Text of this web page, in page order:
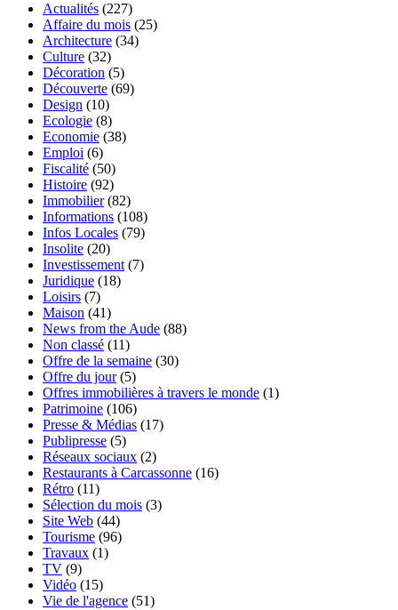
Actualités (227)
Affaire du mois (25)
Architecture (34)
Culture (32)
Décoration (5)
Découverte (69)
Design (10)
Ecologie (8)
Economie (38)
Emploi (6)
Fiscalité (50)
Histoire (92)
Immobilier(82)
Informations (108)
Infos Locales (79)
Insolite (20)
Investissement (7)
Juridique (18)
Loisirs (7)
Maison (41)
News from the Aude (88)
Non classé (11)
Offre de la semaine (30)
Offre du jour(5)
Offres immobilières à travers le monde (1)
Patrimoine (106)
Presse & Médias (17)
Publipresse (5)
Réseaux sociaux (2)
Restaurants à Carcassonne (16)
Rétro (11)
Sélection du mois (3)
Site Web (44)
Tourisme (96)
Travaux (1)
TV (9)
Vidéo (15)
Vie de l'agence (51)